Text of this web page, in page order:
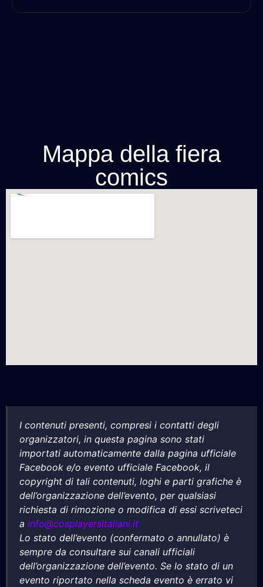
Mappa della fiera
comics
I contenuti presenti, compresi i contatti degli
organizzatori, in questa pagina sono stati
importati automaticamente dalla pagina ufficiale
Facebook e/o evento ufficiale Facebook, il
copyright di tali contenuti, loghi e parti grafiche è
dell’organizzazione dell’evento, per qualsiasi
richiesta di rimozione o modifica di essi scriveteci
a info@cosplayersitaliani.it
Lo stato dell’evento (confermato o annullato) è
sempre da consultare sui canali ufficiali
dell’organizzazione dell’evento. Se lo stato di un
evento riportato nella scheda evento è errato vi